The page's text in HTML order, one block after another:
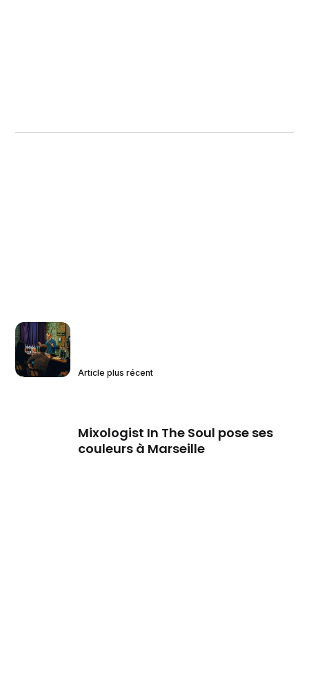
Article plus récent
Mixologist In The Soul pose ses
couleurs à Marseille